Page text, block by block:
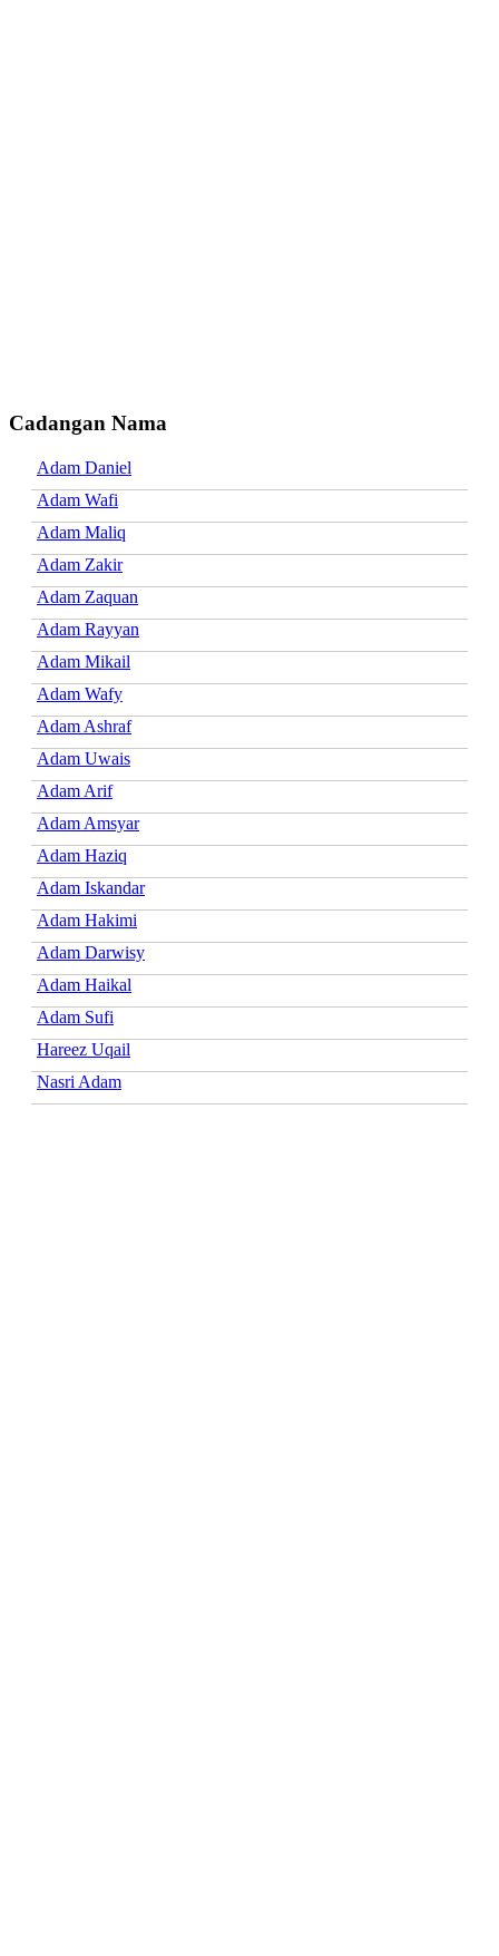
Cadangan Nama
Adam Daniel
Adam Wafi
Adam Maliq
Adam Zakir
Adam Zaquan
Adam Rayyan
Adam Mikail
Adam Wafy
Adam Ashraf
Adam Uwais
Adam Arif
Adam Amsyar
Adam Haziq
Adam Iskandar
Adam Hakimi
Adam Darwisy
Adam Haikal
Adam Sufi
Hareez Uqail
Nasri Adam